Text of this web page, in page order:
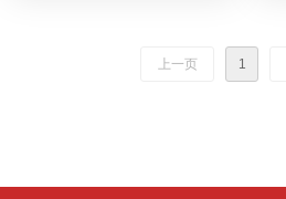
上一页 1